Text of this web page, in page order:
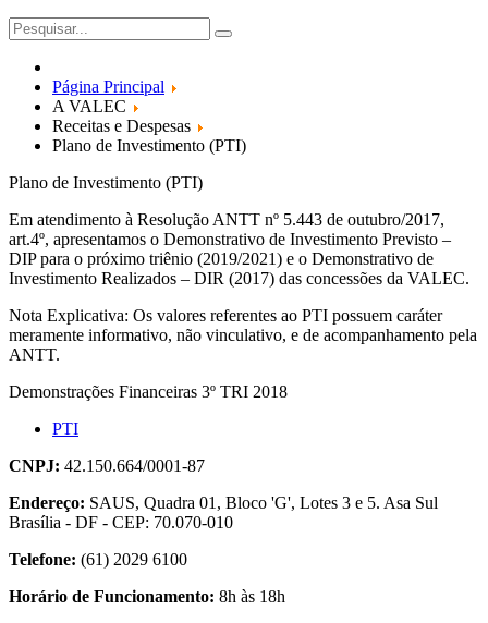
Página Principal
A VALEC
Receitas e Despesas
Plano de Investimento (PTI)
Plano de Investimento (PTI)
Em atendimento à Resolução ANTT nº 5.443 de outubro/2017,
art.4º, apresentamos o Demonstrativo de Investimento Previsto –
DIP para o próximo triênio (2019/2021) e o Demonstrativo de
Investimento Realizados – DIR (2017) das concessões da VALEC.
Nota Explicativa: Os valores referentes ao PTI possuem caráter
meramente informativo, não vinculativo, e de acompanhamento pela
ANTT.
Demonstrações Financeiras 3º TRI 2018
PTI
CNPJ: 42.150.664/0001-87
Endereço: SAUS, Quadra 01, Bloco 'G', Lotes 3 e 5. Asa Sul
Brasília - DF - CEP: 70.070-010
Telefone: (61) 2029 6100
Horário de Funcionamento: 8h às 18h